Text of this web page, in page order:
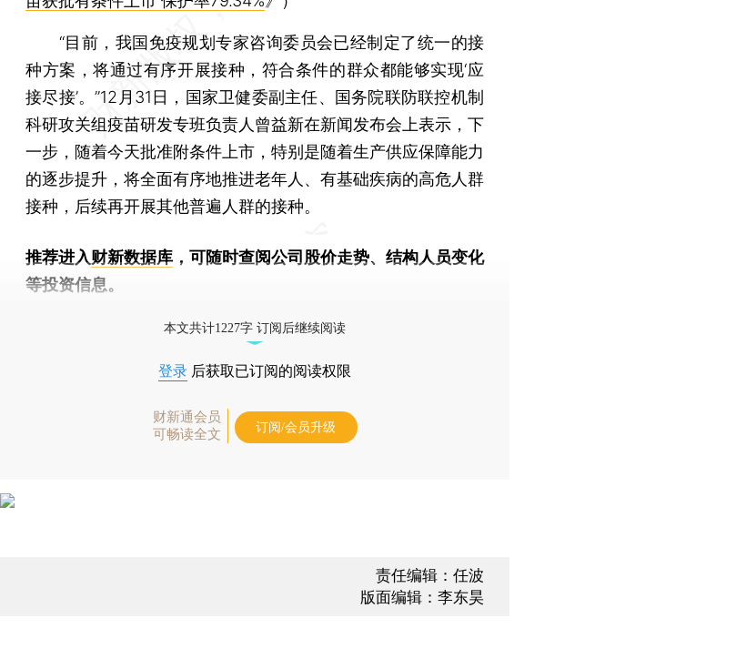
“目前，我国免疫规划专家咨询委员会已经制定了统一的接
种方案，将通过有序开展接种，符合条件的群众都能够实现‘应
接尽接’。”12月31日，国家卫健委副主任、国务院联防联控机制
科研攻关组疫苗研发专班负责人曾益新在新闻发布会上表示，下
一步，随着今天批准附条件上市，特别是随着生产供应保障能力
的逐步提升，将全面有序地推进老年人、有基础疾病的高危人群
接种，后续再开展其他普遍人群的接种。
推荐进入财新数据库 ，可随时查阅公司股价走势、结构人员变化
等投资信息。
本文共计1227字 订阅后继续阅读
登录 后获取已订阅的阅读权限
财新通会员
可畅读全文
订阅/会员升级
责任编辑：任波
版面编辑：李东昊